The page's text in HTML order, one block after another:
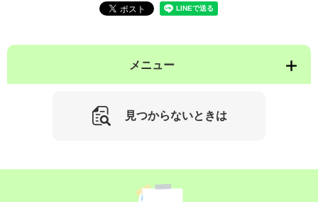
メニュー
見つからないときは